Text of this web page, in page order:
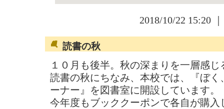
2018/10/22 15:20
読書の秋
１０月も後半。秋の深まりを一層感
読書の秋にちなみ、本校では、『ぼ
ーナー』を図書室に開設しています。
今年度もブッククーポンで各自が購